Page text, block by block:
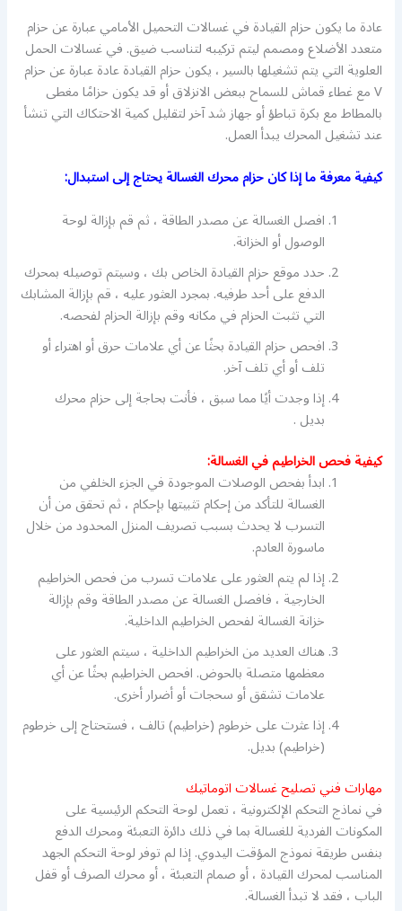
عادة ما يكون حزام القيادة في غسالات التحميل الأمامي عبارة عن حزام
متعدد الأضلاع ومصمم ليتم تركيبه لتناسب ضيق. في غسالات الحمل
العلوية التي يتم تشغيلها بالسير ، يكون حزام القيادة عادة عبارة عن حزام
V مع غطاء قماش للسماح ببعض الانزلاق أو قد يكون حزامًا مغطى
بالمطاط مع بكرة تباطؤ أو جهاز شد آخر لتقليل كمية الاحتكاك التي تنشأ
عند تشغيل المحرك يبدأ العمل.
كيفية معرفة ما إذا كان حزام محرك الغسالة يحتاج إلى استبدال:
افصل الغسالة عن مصدر الطاقة ، ثم قم بإزالة لوحة
الوصول أو الخزانة.
حدد موقع حزام القيادة الخاص بك ، وسيتم توصيله بمحرك
الدفع على أحد طرفيه. بمجرد العثور عليه ، قم بإزالة المشابك
التي تثبت الحزام في مكانه وقم بإزالة الحزام لفحصه.
افحص حزام القيادة بحثًا عن أي علامات حرق أو اهتراء أو
تلف أو أي تلف آخر.
إذا وجدت أيًا مما سبق ، فأنت بحاجة إلى حزام محرك
بديل .
كيفية فحص الخراطيم في الغسالة:
ابدأ بفحص الوصلات الموجودة في الجزء الخلفي من
الغسالة للتأكد من إحكام تثبيتها بإحكام ، ثم تحقق من أن
التسرب لا يحدث بسبب تصريف المنزل المحدود من خلال
ماسورة العادم.
إذا لم يتم العثور على علامات تسرب من فحص الخراطيم
الخارجية ، فافصل الغسالة عن مصدر الطاقة وقم بإزالة
خزانة الغسالة لفحص الخراطيم الداخلية.
هناك العديد من الخراطيم الداخلية ، سيتم العثور على
معظمها متصلة بالحوض. افحص الخراطيم بحثًا عن أي
علامات تشقق أو سحجات أو أضرار أخرى.
إذا عثرت على خرطوم (خراطيم) تالف ، فستحتاج إلى خرطوم
(خراطيم) بديل.
مهارات فني تصليح غسالات اتوماتيك
في نماذج التحكم الإلكترونية ، تعمل لوحة التحكم الرئيسية على
المكونات الفردية للغسالة بما في ذلك دائرة التعبئة ومحرك الدفع
بنفس طريقة نموذج المؤقت اليدوي. إذا لم توفر لوحة التحكم الجهد
المناسب لمحرك القيادة ، أو صمام التعبئة ، أو محرك الصرف أو قفل
الباب ، فقد لا تبدأ الغسالة.